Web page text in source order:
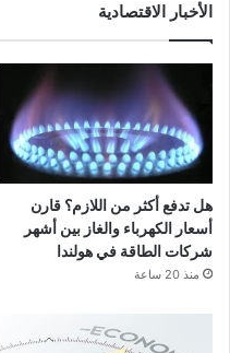
الأخبار الاقتصادية
هل تدفع أكثر من اللازم؟ قارن
أسعار الكهرباء والغاز بين أشهر
شركات الطاقة في هولندا
منذ 20 ساعة